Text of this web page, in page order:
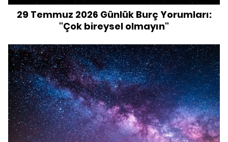
29 Temmuz 2026 Günlük Burç Yorumları:
"Çok bireysel olmayın"